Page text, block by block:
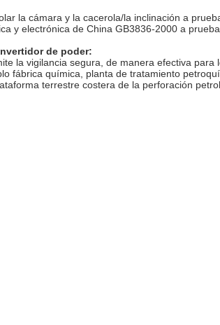
la cámara y la cacerola/la inclinación a
y electrónica de China GB3836-2000 a
de poder:
la vigilancia segura, de manera efectiva
fábrica química, planta de tratamiento
terrestre costera de la perforación